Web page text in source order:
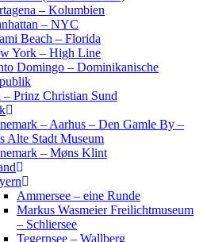
– Kolumbien
– NYC
Beach – Florida
York – High Line
Domingo – Dominikanische
– Prinz Christian Sund
– Aarhus – Den Gamle By –
Alte Stadt Museum
– Møns Klint
Ammersee – eine Runde
Markus Wasmeier Freilichtmuseum
– Schliersee
Tegernsee – Wallberg